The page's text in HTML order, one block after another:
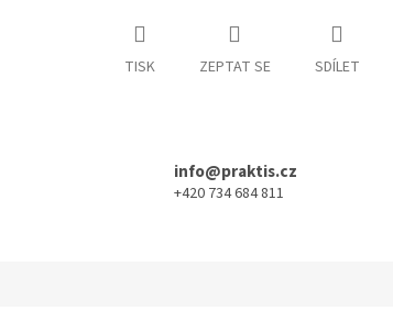
TISK ZEPTAT SE SDÍLET
info@praktis.cz
+420 734 684 811